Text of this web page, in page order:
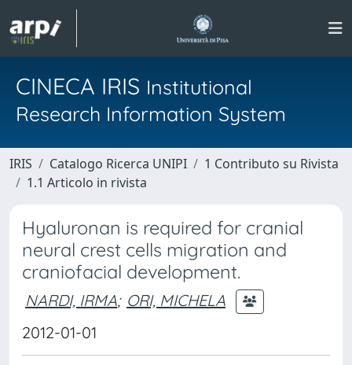
CINECA IRIS Institutional
Research Information System
IRIS Catalogo Ricerca UNIPI
1 Contributo su Rivista
1.1 Articolo in rivista
Hyaluronan is required for cranial
neural crest cells migration and
craniofacial development.
NARDI, IRMA; ORI, MICHELA
2012-01-01